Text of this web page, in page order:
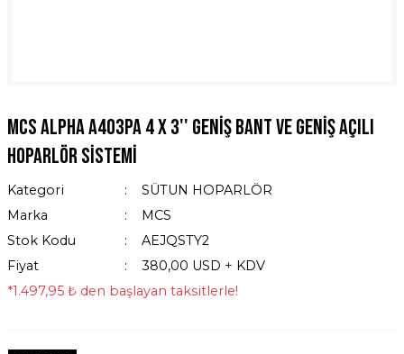
MCS ALPHA A403PA 4 x 3'' Geniş Bant ve Geniş Açılı
Hoparlör Sistemi
Kategori
SÜTUN HOPARLÖR
Marka
MCS
Stok Kodu
AEJQSTY2
Fiyat
380,00 USD + KDV
*1.497,95 ₺ den başlayan taksitlerle!